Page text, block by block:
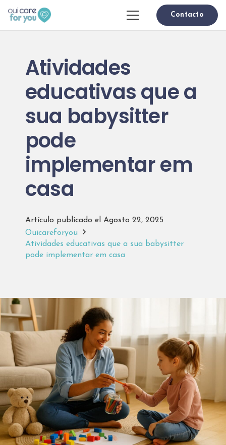
Contacto
Atividades
educativas que a
sua babysitter
pode
implementar em
casa
Artículo publicado el Agosto 22, 2025
Ouicareforyou
Atividades educativas que a sua babysitter
pode implementar em casa